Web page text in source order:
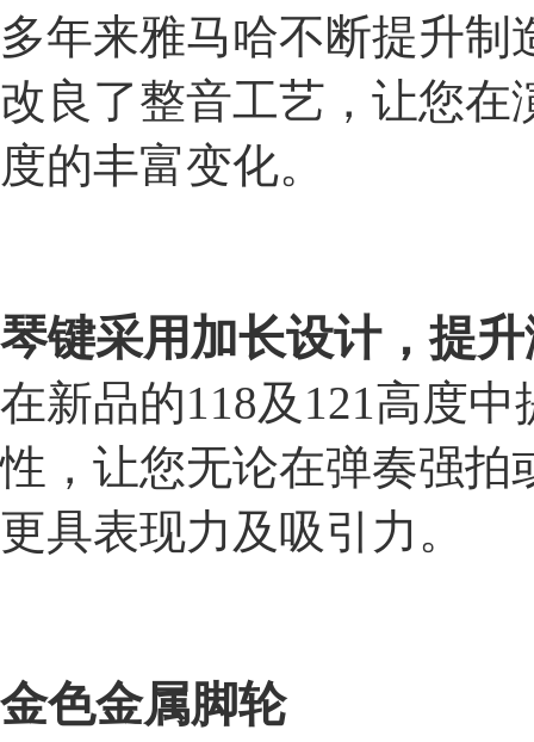
多年来雅马哈不断提升
改良了整音工艺，让您在
度的丰富变化。
琴键采用加长设计，提
在新品的118及121高度
性，让您无论在弹奏强拍
更具表现力及吸引力。
金色金属脚轮